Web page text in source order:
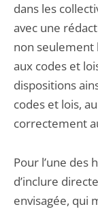
dans les
avec une
non seulement
aux codes et
dispositions
codes et lois,
correctement
Pour l’une des
d’inclure
envisagée, qui